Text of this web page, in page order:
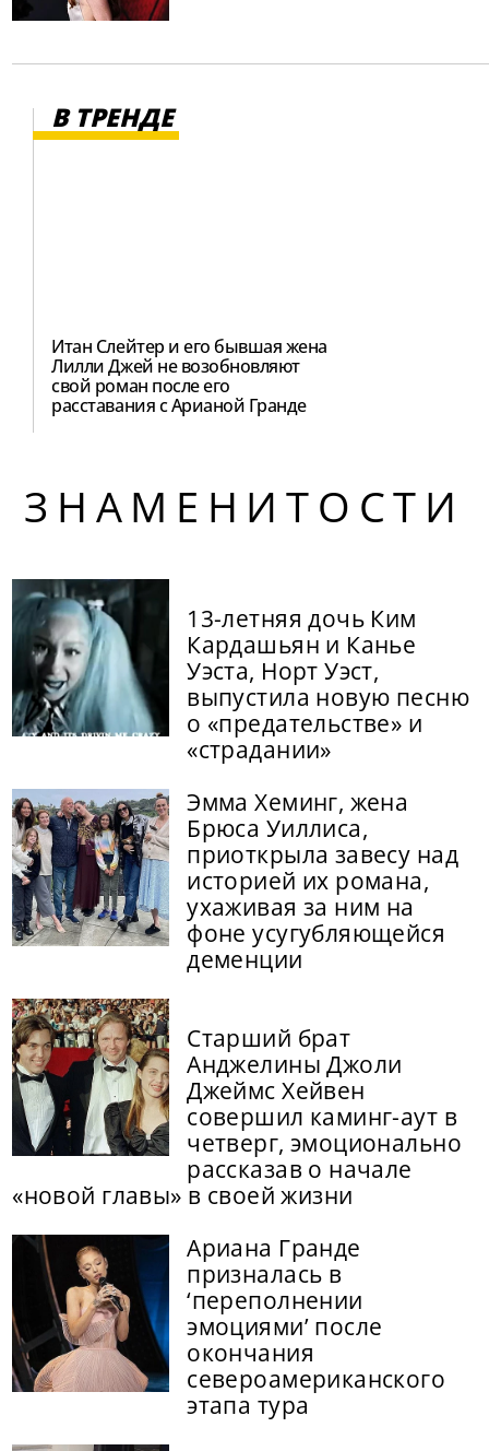
В ТРЕНДЕ
Итан Слейтер и его бывшая жена
Лилли Джей не возобновляют
свой роман после его
расставания с Арианой Гранде
ЗНАМЕНИТОСТИ
13-летняя дочь Ким
Кардашьян и Канье
Уэста, Норт Уэст,
выпустила новую песню
о «предательстве» и
«страдании»
Эмма Хеминг, жена
Брюса Уиллиса,
приоткрыла завесу над
историей их романа,
ухаживая за ним на
фоне усугубляющейся
деменции
Старший брат
Анджелины Джоли
Джеймс Хейвен
совершил каминг-аут в
четверг, эмоционально
рассказав о начале
«новой главы» в своей жизни
Ариана Гранде
призналась в
‘переполнении
эмоциями’ после
окончания
североамериканского
этапа тура